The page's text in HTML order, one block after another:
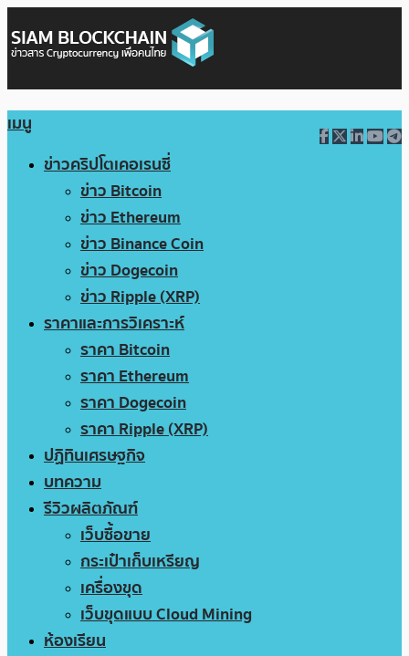
เมนู
ข่าวคริปโตเคอเรนซี่
ข่าว Bitcoin
ข่าว Ethereum
ข่าว Binance Coin
ข่าว Dogecoin
ข่าว Ripple (XRP)
ราคาและการวิเคราะห์
ราคา Bitcoin
ราคา Ethereum
ราคา Dogecoin
ราคา Ripple (XRP)
ปฏิทินเศรษฐกิจ
บทความ
รีวิวผลิตภัณฑ์
เว็บซื้อขาย
กระเป๋าเก็บเหรียญ
เครื่องขุด
เว็บขุดแบบ Cloud Mining
ห้องเรียน